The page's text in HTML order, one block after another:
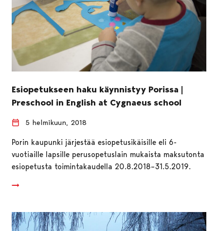
Esiopetukseen haku käynnistyy Porissa |
Preschool in English at Cygnaeus school
5 helmikuun, 2018
Porin kaupunki järjestää esiopetusikäisille eli 6-
vuotiaille lapsille perusopetuslain mukaista maksutonta
esiopetusta toimintakaudella 20.8.2018–31.5.2019.